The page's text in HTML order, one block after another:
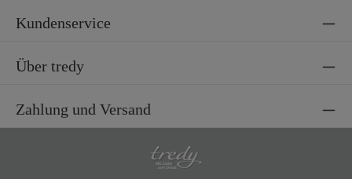
Kundenservice
Über tredy
Zahlung und Versand